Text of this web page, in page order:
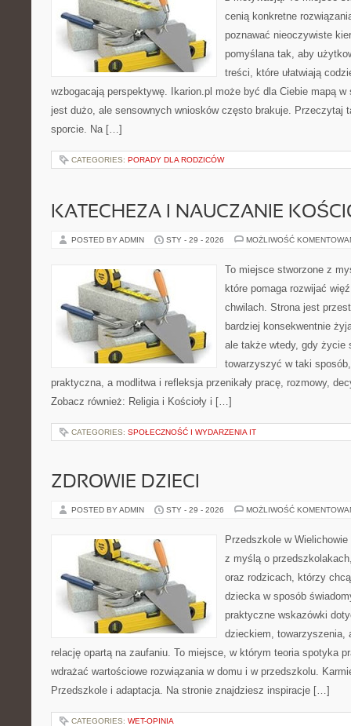
cenią konkretne
poznawać nieoczywiste
pomyślana tak, aby
treści, które ułatwiają
wzbogacają perspektywę. Ikarion.pl może być dla Ciebie mapą
jest dużo, ale sensownych wniosków często brakuje. Przeczytaj
sporcie. Na […]
CATEGORIES: PORADY DLA RODZICÓW
KATECHEZA I NAUCZANIE
POSTED BY ADMIN STY - 29 - 2026 MOŻLIWOŚĆ
To miejsce stworzone z
które pomaga rozwijać
chwilach. Strona jest
bardziej konsekwentnie
ale także wtedy, gdy życie
towarzyszyć w taki
praktyczna, a modlitwa i refleksja przenikały pracę, rozmowy,
Zobacz również: Religia i Kościoły i […]
CATEGORIES: SPOŁECZNOŚĆ I WYDARZENIA IT
ZDROWIE DZIECI
POSTED BY ADMIN STY - 29 - 2026 MOŻLIWOŚĆ
Przedszkole w
z myślą o
oraz rodzicach, którzy
dziecka w sposób
praktyczne wskazówki
dzieckiem, towarzyszenia,
relację opartą na zaufaniu. To miejsce, w którym teoria spotyka
wdrażać wartościowe rozwiązania w domu i w przedszkolu.
Przedszkole i adaptacja. Na stronie znajdziesz inspiracje […]
CATEGORIES: WET-OPINIA